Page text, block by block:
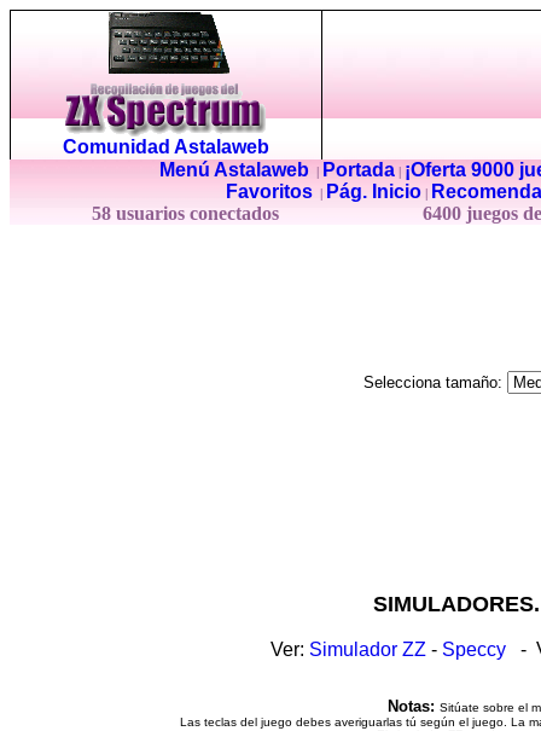
Comunidad Astalaweb
Menú Astalaweb| Portada|
¡Oferta 9000
Favoritos
Pág. Inicio
58 usuarios conectados
6400 juegos
Selecciona tamaño:
Ver: Simulador ZZ - Speccy -
Notas: Sitúate sobre el
Las teclas del juego debes averiguarlas tú según el juego. La